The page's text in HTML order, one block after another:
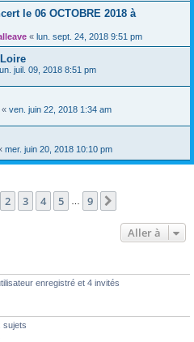
le 06 OCTOBRE 2018 à
« lun. sept. 24, 2018 9:51 pm
juil. 09, 2018 8:51 pm
« ven. juin 22, 2018 1:34 am
mer. juin 20, 2018 10:10 pm
1sur9
2 3 4 5 9
Aller à
enregistré et 4 invités
sujets